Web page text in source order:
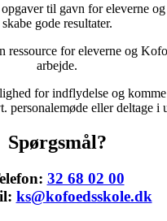
til gavn for eleverne
skabe gode resultater.
for eleverne og
arbejde.
for indflydelse og
personalemøde eller deltage i
Spørgsmål?
32 68 02 00
ks@kofoedsskole.dk